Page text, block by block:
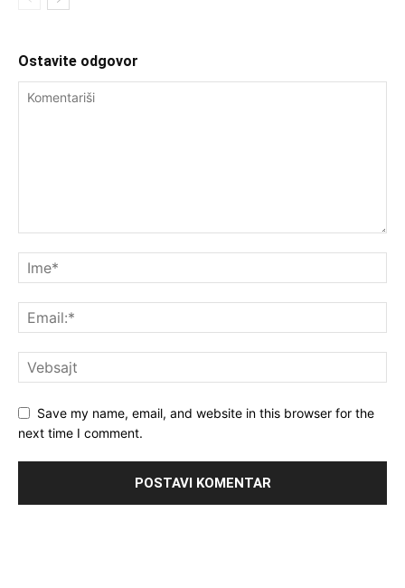
Ostavite odgovor
Save my name, email, and website in this browser for the
next time I comment.